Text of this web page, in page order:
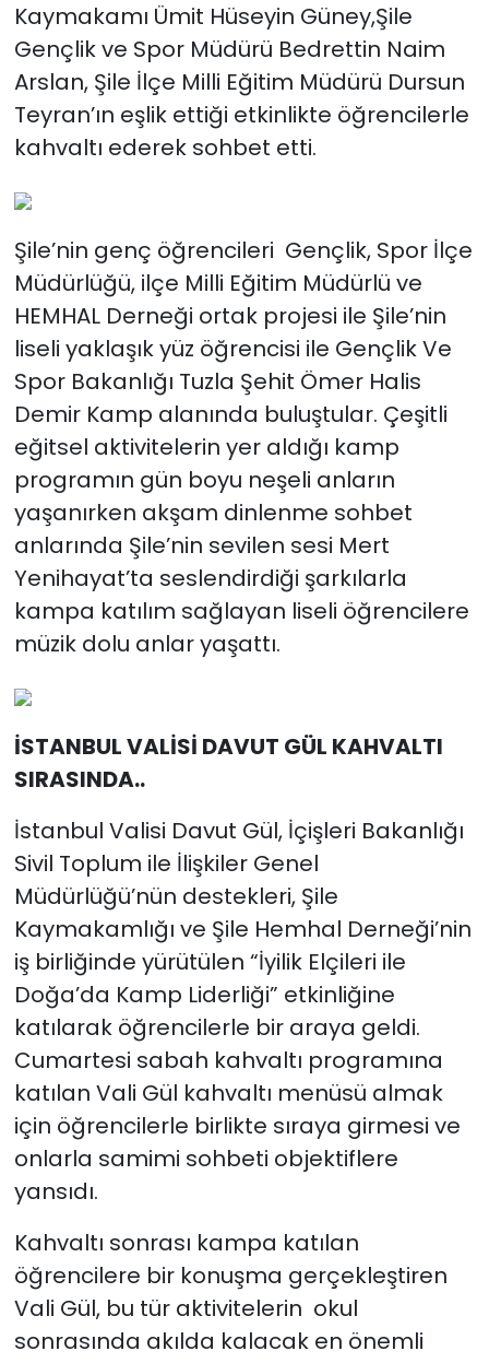
Kaymakamı Ümit Hüseyin Güney,Şile
Gençlik ve Spor Müdürü Bedrettin Naim
Arslan, Şile İlçe Milli Eğitim Müdürü Dursun
Teyran’ın eşlik ettiği etkinlikte öğrencilerle
kahvaltı ederek sohbet etti.
Şile’nin genç öğrencileri Gençlik, Spor İlçe
Müdürlüğü, ilçe Milli Eğitim Müdürlü ve
HEMHAL Derneği ortak projesi ile Şile’nin
liseli yaklaşık yüz öğrencisi ile Gençlik Ve
Spor Bakanlığı Tuzla Şehit Ömer Halis
Demir Kamp alanında buluştular. Çeşitli
eğitsel aktivitelerin yer aldığı kamp
programın gün boyu neşeli anların
yaşanırken akşam dinlenme sohbet
anlarında Şile’nin sevilen sesi Mert
Yenihayat’ta seslendirdiği şarkılarla
kampa katılım sağlayan liseli öğrencilere
müzik dolu anlar yaşattı.
İSTANBUL VALİSİ DAVUT GÜL KAHVALTI
SIRASINDA..
İstanbul Valisi Davut Gül, İçişleri Bakanlığı
Sivil Toplum ile İlişkiler Genel
Müdürlüğü’nün destekleri, Şile
Kaymakamlığı ve Şile Hemhal Derneği’nin
iş birliğinde yürütülen “İyilik Elçileri ile
Doğa’da Kamp Liderliği” etkinliğine
katılarak öğrencilerle bir araya geldi.
Cumartesi sabah kahvaltı programına
katılan Vali Gül kahvaltı menüsü almak
için öğrencilerle birlikte sıraya girmesi ve
onlarla samimi sohbeti objektiflere
yansıdı.
Kahvaltı sonrası kampa katılan
öğrencilere bir konuşma gerçekleştiren
Vali Gül, bu tür aktivitelerin okul
sonrasında akılda kalacak en önemli